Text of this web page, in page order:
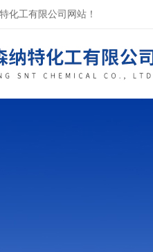
化工有限公司网站！